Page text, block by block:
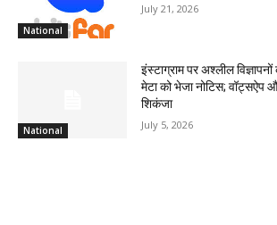
National
July 21, 2026
National
इंस्टाग्राम पर अश्लील
मेटा को भेजा नोटिस; वॉट्सऐप
शिकंजा
July 5, 2026